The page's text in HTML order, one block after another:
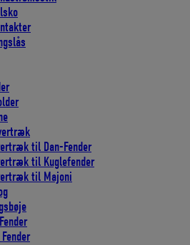
til Dan-Fender
til Kuglefender
til Majoni